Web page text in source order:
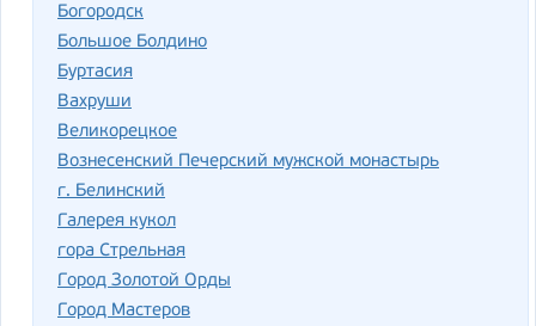
Богородск
Большое Болдино
Буртасия
Вахруши
Великорецкое
Вознесенский Печерский мужской монастырь
г. Белинский
Галерея кукол
гора Стрельная
Город Золотой Орды
Город Мастеров